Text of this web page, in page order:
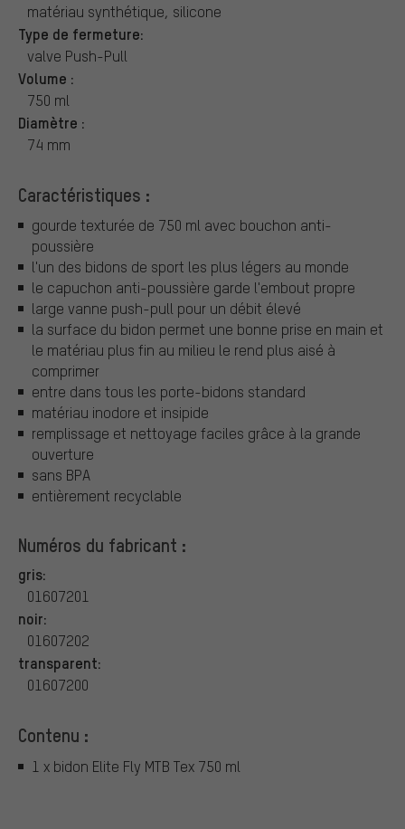
matériau synthétique, silicone
Type de fermeture:
valve Push-Pull
Volume :
750 ml
Diamètre :
74 mm
Caractéristiques :
gourde texturée de 750 ml avec bouchon anti-
poussière
l'un des bidons de sport les plus légers au monde
le capuchon anti-poussière garde l'embout propre
large vanne push-pull pour un débit élevé
la surface du bidon permet une bonne prise en main et
le matériau plus fin au milieu le rend plus aisé à
comprimer
entre dans tous les porte-bidons standard
matériau inodore et insipide
remplissage et nettoyage faciles grâce à la grande
ouverture
sans BPA
entièrement recyclable
Numéros du fabricant :
gris:
01607201
noir:
01607202
transparent:
01607200
Contenu :
1 x bidon Elite Fly MTB Tex 750 ml